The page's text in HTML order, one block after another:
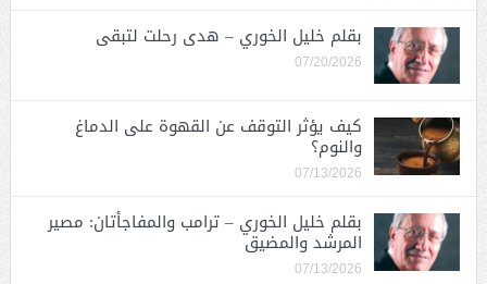
بقلم خليل الخوري – هدى رحلت لتبقى
07/20/2026
كيف يؤثر التوقف عن القهوة على الدماغ
والنوم؟
07/13/2026
بقلم خليل الخوري – ترامب والمفاجأتان: مصير
المرشد والمضيق
07/13/2026